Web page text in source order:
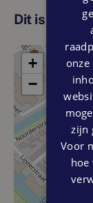
Dit is de
+
−
onze
zijn
Voor
hoe